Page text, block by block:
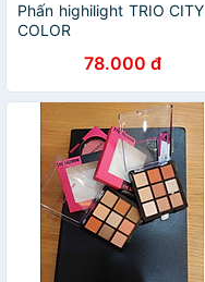
Phấn highilight TRIO CITY
COLOR
78.000 đ